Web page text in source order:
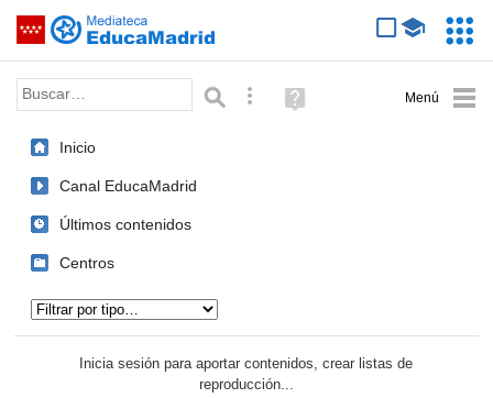
Saltar navegación
Palabra o frase: Búsqueda avanzada
Ayuda
(en
Inicio
Canal EducaMadrid
Últimos contenidos
Centros
Inicia sesión para aportar contenidos, crear listas de
reproducción...